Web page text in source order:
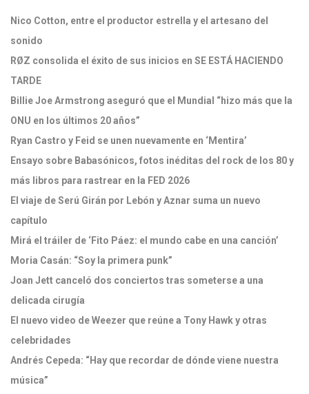
Nico Cotton, entre el productor estrella y el artesano del
sonido
RØZ consolida el éxito de sus inicios en SE ESTÁ HACIENDO
TARDE
Billie Joe Armstrong aseguró que el Mundial “hizo más que la
ONU en los últimos 20 años”
Ryan Castro y Feid se unen nuevamente en ‘Mentira’
Ensayo sobre Babasónicos, fotos inéditas del rock de los 80 y
más libros para rastrear en la FED 2026
El viaje de Serú Girán por Lebón y Aznar suma un nuevo
capítulo
Mirá el tráiler de ‘Fito Páez: el mundo cabe en una canción’
Moria Casán: “Soy la primera punk”
Joan Jett canceló dos conciertos tras someterse a una
delicada cirugía
El nuevo video de Weezer que reúne a Tony Hawk y otras
celebridades
Andrés Cepeda: “Hay que recordar de dónde viene nuestra
música”